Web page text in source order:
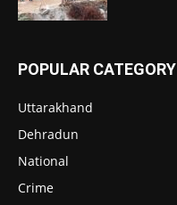
POPULAR CATEGORY
Uttarakhand
Dehradun
National
Crime